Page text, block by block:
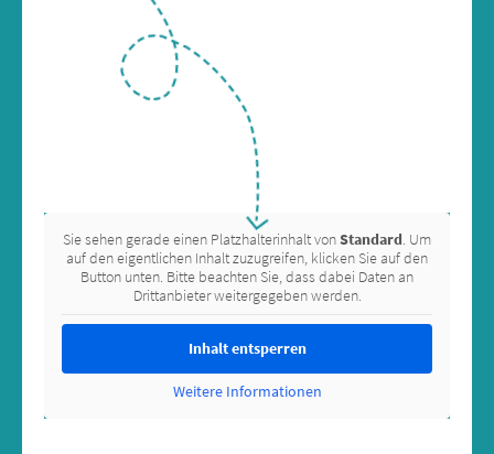
Sie sehen gerade einen Platzhalterinhalt vonStandard. Um
auf den eigentlichen Inhalt zuzugreifen, klicken Sie auf den
Button unten. Bitte beachten Sie, dass dabei Daten an
Drittanbieter weitergegeben werden.
Inhalt entsperren
Weitere Informationen